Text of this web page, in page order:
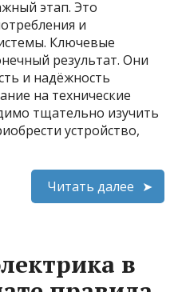
этап. Это
и
Ключевые
результат. Они
и надёжность
на технические
тщательно изучить
устройство,
Читать далее
в